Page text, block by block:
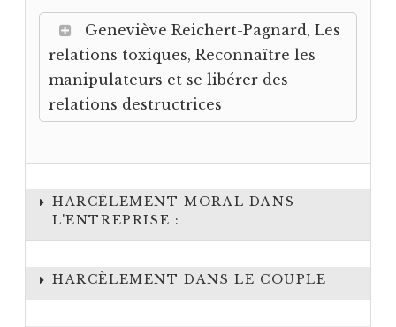
Geneviève Reichert-Pagnard, Les
relations toxiques, Reconnaître les
manipulateurs et se libérer des
relations destructrices
HARCÈLEMENT MORAL DANS
L'ENTREPRISE :
HARCÈLEMENT DANS LE COUPLE